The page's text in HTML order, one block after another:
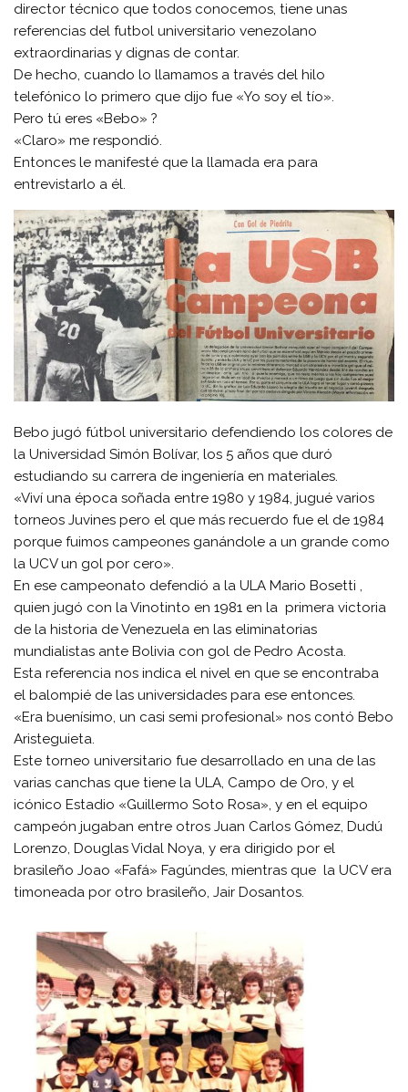
director técnico que todos conocemos, tiene unas
referencias del futbol universitario venezolano
extraordinarias y dignas de contar.
De hecho, cuando lo llamamos a través del hilo
telefónico lo primero que dijo fue «Yo soy el tío».
Pero tú eres «Bebo» ?
«Claro» me respondió.
Entonces le manifesté que la llamada era para
entrevistarlo a él.
Bebo jugó fútbol universitario defendiendo los colores de
la Universidad Simón Bolívar, los 5 años que duró
estudiando su carrera de ingeniería en materiales.
«Viví una época soñada entre 1980 y 1984, jugué varios
torneos Juvines pero el que más recuerdo fue el de 1984
porque fuimos campeones ganándole a un grande como
la UCV un gol por cero».
En ese campeonato defendió a la ULA Mario Bosetti ,
quien jugó con la Vinotinto en 1981 en la primera victoria
de la historia de Venezuela en las eliminatorias
mundialistas ante Bolivia con gol de Pedro Acosta.
Esta referencia nos indica el nivel en que se encontraba
el balompié de las universidades para ese entonces.
«Era buenísimo, un casi semi profesional» nos contó Bebo
Aristeguieta.
Este torneo universitario fue desarrollado en una de las
varias canchas que tiene la ULA, Campo de Oro, y el
icónico Estadio «Guillermo Soto Rosa», y en el equipo
campeón jugaban entre otros Juan Carlos Gómez, Dudú
Lorenzo, Douglas Vidal Noya, y era dirigido por el
brasileño Joao «Fafá» Fagúndes, mientras que la UCV era
timoneada por otro brasileño, Jair Dosantos.